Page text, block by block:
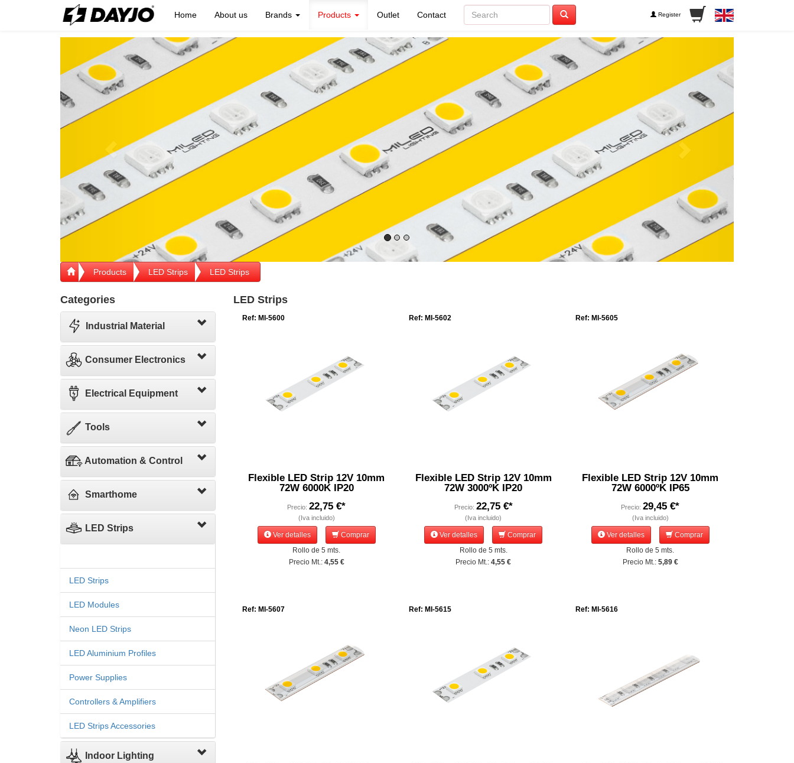
Home About us Brands Products Outlet Contact Register
Previous
Products LED Strips LED Strips
Categories
Industrial Material
Consumer Electronics
Electrical Equipment
Tools
Automation & Control
Smarthome
LED Strips
LED Strips
LED Modules
Neon LED Strips
LED Aluminium Profiles
Power Supplies
Controllers & Amplifiers
LED Strips Accessories
Indoor Lighting
LED Strips
Ref: MI-5600
Flexible LED Strip 12V 10mm
72W 6000K IP20
Precio:22,75 €*
(Iva incluido)
Ver detalles
Comprar
Rollo de 5 mts.
Precio Mt.: 4,55 €
Ref: MI-5602
Flexible LED Strip 12V 10mm
72W 3000ºK IP20
Precio: 22,75 €*
(Iva incluido)
Ver detalles
Comprar
Rollo de 5 mts.
Precio Mt.:4,55 €
Ref: MI-5605
Flexible LED Strip 12V 10mm
72W 6000ºK IP65
Precio:29,45 €*
(Iva incluido)
Ver detalles
Comprar
Rollo de 5 mts.
Precio Mt.: 5,89 €
Ref: MI-5607 Ref: MI-5615 Ref: MI-5616